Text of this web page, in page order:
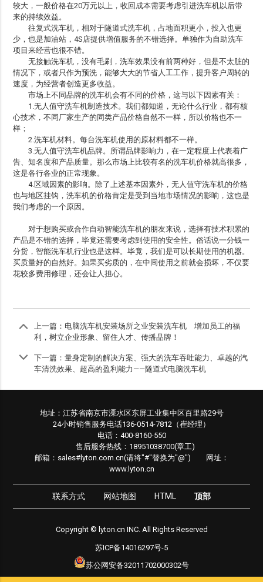
较大，一般价格在20万元以上，收回成本需要考虑引进洗车机以后带
来的持续效益。
往复式洗车机，相对于隧道式洗车机，占地面积更小，投入也更
少，也是加油站，4S店提供增值服务的不错选择。单独作为自助洗车
项目来经营也很不错。
无接触洗车机，没有毛刷，洗车效果没有前两种好，但是不太脏的
情况下，或者只作为预洗，能够大大的节省人工工作，提升客户周转的
速度，为经营者创造更多收益。
市场上不同品牌的洗车机会有不同的价格，这与以下因素有关：
1.无人值守洗车机制造技术。我们都知道，无论什么行业，都有核
心技术，不同厂家生产的同类产品价格自然不一样，所以价格也不一
样；
2.洗车机材料。每台洗车机使用的原材料都不一样。
3.无人值守洗车机品牌。所谓品牌影响力，在一定程度上代表着广
告、知名度和产品质量。那么市场上比较有名的洗车机价格就高很多，
这是各行各业的正常现象。
4.区域因素的影响。除了上述基本因素外，无人值守洗车机的价格
也与地区挂钩，洗车机的价格肯定是受到当地市场情况的影响，这也是
我们考虑的一个原因。
对于想购买或合作自动智能洗车机的朋友来说，选择有技术积累的
产品是不错的选择，毕竟还需要考虑到使用的安全性。俗话说一分钱一
分货，智能洗车机行业也是这样。毕竟，我们是可以长期使用的机器。
买质量好的自然好。如果买劣质的，在中间使用之前就会损坏，不仅要
花较多费用修理，还会让人担心。
上一篇： 电脑洗车机安装场所之业安装洗车机 增加员工的福
利，树立企业形象、留住人才、传播品牌！
下一篇：量身定制的解决方案、强大的洗车吞吐能力、卓越的汽
车清洗效果、超高的盈利能力——隧道式电脑洗车机
地址：江苏省南京市溧水区东屏工业集中区百里路29号
24小时销售服务电话136-0514-7812（崔经理）
电话：400-8160-550
售后服务热线：18951038700(章工)
邮箱：sales#lyton.com.cn(请将"#"替换为"@") 网址：
www.lyton.cn
联系方式 网站地图 HTML 顶部
Copyright © lyton.cn INC. All Rights Reserved
苏ICP备14016297号-5
苏公网安备32011702000302号